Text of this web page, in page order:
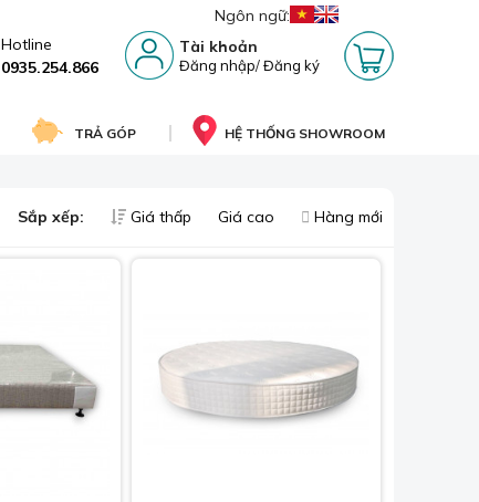
Ngôn ngữ:
Hotline
0935.254.866
Tài khoản
Đăng nhập/Đăng ký
TRẢ GÓP HỆ THỐNG SHOWROOM
Sắp xếp: Giá thấp Giá cao Hàng mới